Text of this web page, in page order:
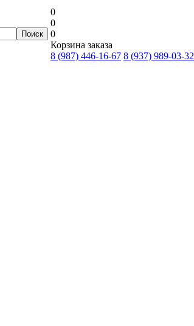
0
0
0
Корзина заказа
8 (987) 446-16-67 8 (937) 989-03-32